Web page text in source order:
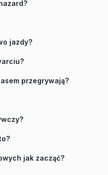
jazdy?
przegrywają?
jak zacząć?